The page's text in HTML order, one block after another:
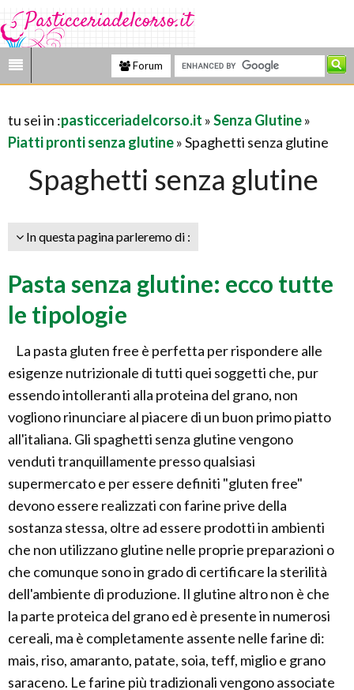
Forum
tu sei in :pasticceriadelcorso.it »Senza Glutine»
Piatti pronti senza glutine» Spaghetti senza glutine
Spaghetti senza glutine
In questa pagina parleremo di :
Pasta senza glutine: ecco tutte
le tipologie
La pasta gluten free è perfetta per rispondere alle
esigenze nutrizionale di tutti quei soggetti che, pur
essendo intolleranti alla proteina del grano, non
vogliono rinunciare al piacere di un buon primo piatto
all'italiana. Gli spaghetti senza glutine vengono
venduti tranquillamente presso qualsiasi
supermercato e per essere definiti "gluten free"
devono essere realizzati con farine prive della
sostanza stessa, oltre ad essere prodotti in ambienti
che non utilizzano glutine nelle proprie preparazioni o
che comunque sono in grado di certificare la sterilità
dell'ambiente di produzione. Il glutine altro non è che
la parte proteica del grano ed è presente in numerosi
cereali, ma è completamente assente nelle farine di:
mais, riso, amaranto, patate, soia, teff, miglio e grano
saraceno. Le farine più tradizionali vengono associate